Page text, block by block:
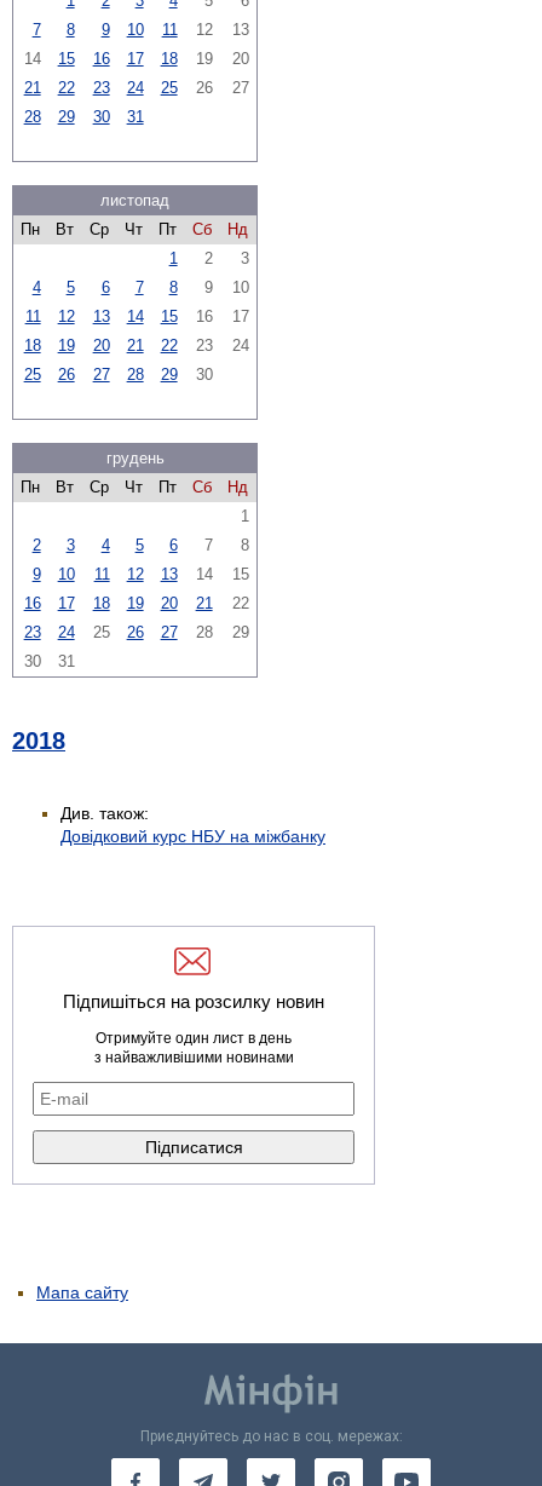
7
8 9 10 11 12
13
14
15 16 17 18 19
20
21
22 23 24 25 26
27
28
29 30 31
листопад
Пн
Вт Ср Чт Пт Сб
Нд
1
2
3
4
5 6 7 8 9
10
11
12 13 14 15 16
17
18
19 20 21 22 23
24
25
26 27 28 29 30
грудень
Пн
Вт Ср Чт Пт Сб
Нд
1
2
3 4 5 6 7
8
9
10 11 12 13 14
15
16
17 18 19 20 21
22
23
24 25 26 27 28
29
30
31
2018
Див. також:
Довідковий курс НБУ на міжбанку
Підпишіться на розсилку новин
Отримуйте один лист в день
з найважливішими новинами
Мапа сайту
Приєднуйтесь до нас в соц. мережах: